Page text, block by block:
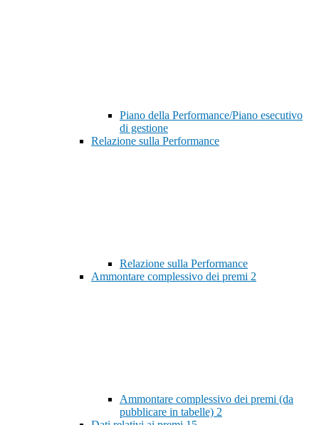
Piano della Performance/Piano esecutivo
di gestione
Relazione sulla Performance
Relazione sulla Performance
Ammontare complessivo dei premi 2
Ammontare complessivo dei premi (da
pubblicare in tabelle) 2